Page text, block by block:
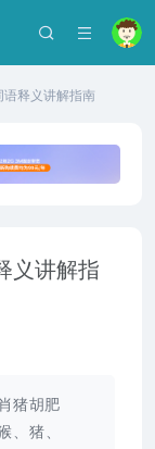
释义讲解指南
义讲解指
猪胡肥
、猪、